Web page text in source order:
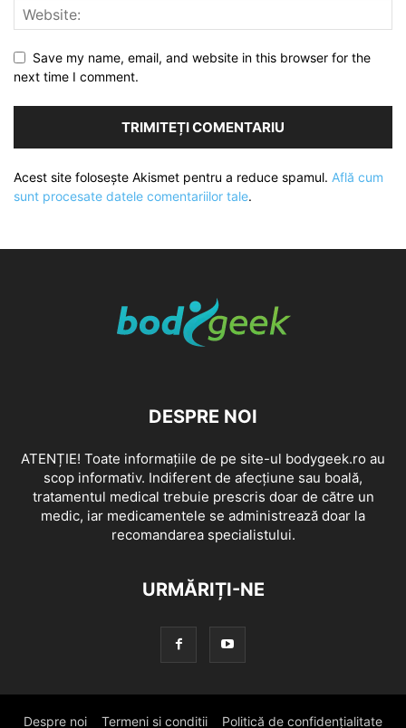
Save my name, email, and website in this browser for the
next time I comment.
Acest site folosește Akismet pentru a reduce spamul. Află cum
sunt procesate datele comentariilor tale.
DESPRE NOI
ATENȚIE! Toate informațiile de pe site-ul bodygeek.ro au
scop informativ. Indiferent de afecțiune sau boală,
tratamentul medical trebuie prescris doar de către un
medic, iar medicamentele se administrează doar la
recomandarea specialistului.
URMĂRIȚI-NE
Despre noi Termeni si conditii Politică de confidențialitate